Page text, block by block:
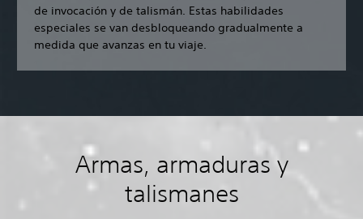
de invocación y de talismán. Estas habilidades
especiales se van desbloqueando gradualmente a
medida que avanzas en tu viaje.
Armas, armaduras y
talismanes